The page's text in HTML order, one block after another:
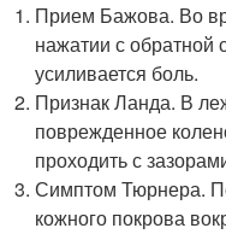
Прием Бажова. Во
нажатии с обратной
усиливается боль.
Признак Ланда. В
поврежденное
проходить с
Симптом Тюрнера.
кожного покрова